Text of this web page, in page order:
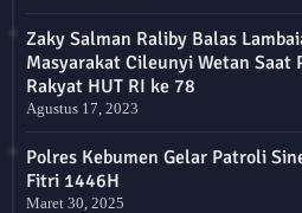
Zaky Salman Raliby Balas
Masyarakat Cileunyi Wetan Saat
Rakyat HUT RI ke 78
Agustus 17, 2023
Polres Kebumen Gelar Patroli
Fitri 1446H
Maret 30, 2025